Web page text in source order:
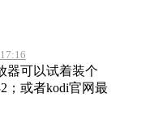
器可以试着装个
；或者kodi官网最